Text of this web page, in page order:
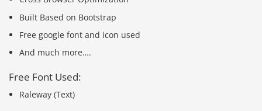
Built Based on Bootstrap
Free google font and icon used
And much more….
Free Font Used:
Raleway (Text)